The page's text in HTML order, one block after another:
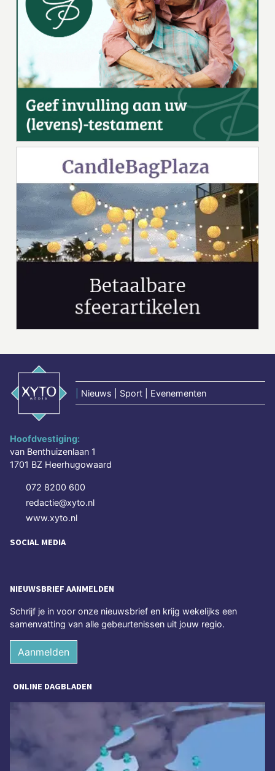
Nieuws | Sport | Evenementen
Hoofdvestiging:
van Benthuizenlaan 1
1701 BZ Heerhugowaard
072 8200 600
redactie@xyto.nl
www.xyto.nl
SOCIAL MEDIA
NIEUWSBRIEF AANMELDEN
Schrijf je in voor onze nieuwsbrief en krijg wekelijks een
samenvatting van alle gebeurtenissen uit jouw regio.
Aanmelden
ONLINE DAGBLADEN